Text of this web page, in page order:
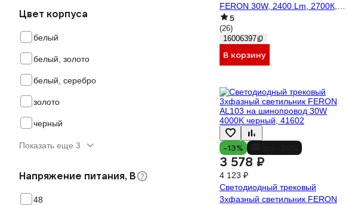
Цвет корпуса
белый
белый, золото
белый, серебро
золото
черный
Показать еще 3
Напряжение питания, В
48
FERON 30W, 2400 Lm, 2700К,
черный, AL103 32518
5
(26)
16006397
В корзину
-13%
3 578 ₽
4 123 ₽
Светодиодный трековый
3хфазный светильник FERON